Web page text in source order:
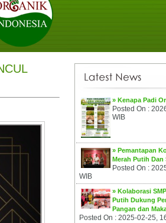
» Kenapa Padi
Posted On :
WIB
» Pemantapan
Merah Putih Dan
Posted On :
WIB
» Kolaborasi
Putih Dukung
Pangan dan
Posted On : 2025-02-25,